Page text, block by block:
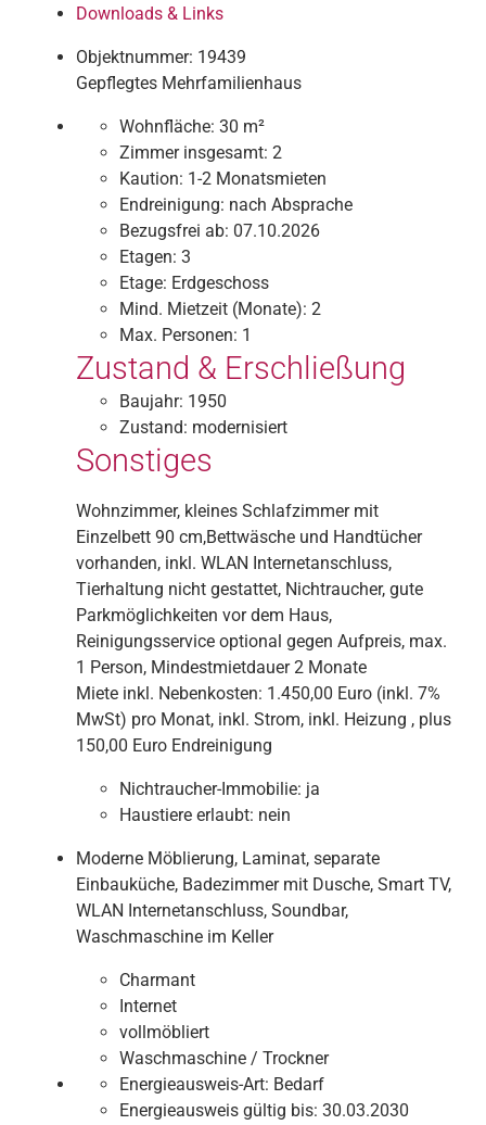
Downloads & Links
Objektnummer: 19439
Gepflegtes Mehrfamilienhaus
Wohnfläche: 30 m²
Zimmer insgesamt: 2
Kaution: 1-2 Monatsmieten
Endreinigung: nach Absprache
Bezugsfrei ab: 07.10.2026
Etagen: 3
Etage: Erdgeschoss
Mind. Mietzeit (Monate): 2
Max. Personen: 1
Zustand & Erschließung
Baujahr: 1950
Zustand: modernisiert
Sonstiges
Wohnzimmer, kleines Schlafzimmer mit
Einzelbett 90 cm,Bettwäsche und Handtücher
vorhanden, inkl. WLAN Internetanschluss,
Tierhaltung nicht gestattet, Nichtraucher, gute
Parkmöglichkeiten vor dem Haus,
Reinigungsservice optional gegen Aufpreis, max.
1 Person, Mindestmietdauer 2 Monate
Miete inkl. Nebenkosten: 1.450,00 Euro (inkl. 7%
MwSt) pro Monat, inkl. Strom, inkl. Heizung , plus
150,00 Euro Endreinigung
Nichtraucher-Immobilie: ja
Haustiere erlaubt: nein
Moderne Möblierung, Laminat, separate
Einbauküche, Badezimmer mit Dusche, Smart TV,
WLAN Internetanschluss, Soundbar,
Waschmaschine im Keller
Charmant
Internet
vollmöbliert
Waschmaschine / Trockner
Energieausweis-Art: Bedarf
Energieausweis gültig bis: 30.03.2030